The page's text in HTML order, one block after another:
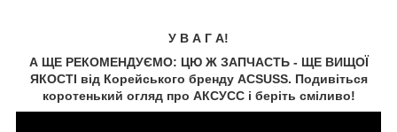
У В А Г А!
А ЩЕ РЕКОМЕНДУЄМО: ЦЮ Ж ЗАПЧАСТЬ - ЩЕ ВИЩОЇ
ЯКОСТІ від Корейського бренду ACSUSS. Подивіться
коротенький огляд про АКСУCC і беріть сміливо!